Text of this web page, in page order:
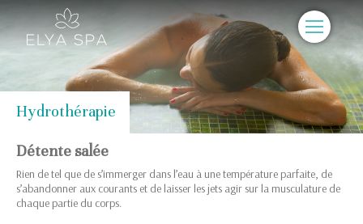
Hydrothérapie
Détente salée
Rien de tel que de s’immerger dans l’eau à une température parfaite, de
s’abandonner aux courants et de laisser les jets agir sur la musculature de
chaque partie du corps.